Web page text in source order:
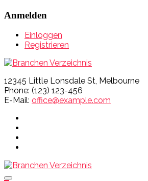
Anmelden
Einloggen
Registrieren
12345 Little Lonsdale St, Melbourne
Phone: (123) 123-456
E-Mail: office@example.com